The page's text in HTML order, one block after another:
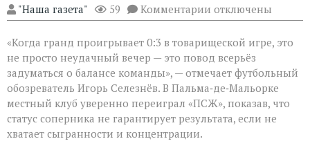
"Наша газета" 59 Комментарии к
записи
сюрприз
в
Пальме:
«Мальорка»
преподала
урок
«ПСЖ»
отключены
«Когда гранд проигрывает 0:3 в товарищеской игре, это
не просто неудачный вечер — это повод всерьёз
задуматься о балансе команды», — отмечает футбольный
обозреватель Игорь Селезнёв. В Пальма‑де‑Мальорке
местный клуб уверенно переиграл «ПСЖ», показав, что
статус соперника не гарантирует результата, если не
хватает сыгранности и концентрации.